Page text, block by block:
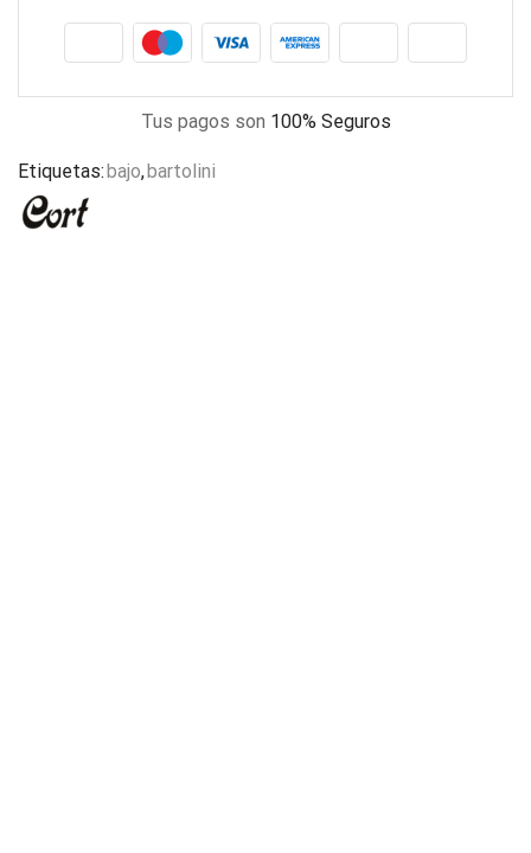
Tus pagos son 100% Seguros
Etiquetas:bajo,bartolini